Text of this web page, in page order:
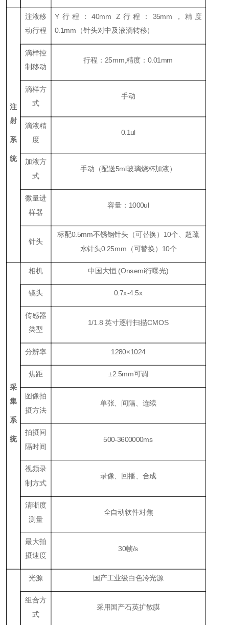
注
射
系
统
注液移
动行程
Y 行程：40mm Z 行程： 35mm ，精度
0.1mm （针头对中及液滴转移）
滴样控
制移动
行程： 25mm, 精度： 0.01mm
滴样方
式
手动
滴液精
度
0.1ul
加液方
式
手动（配送5ml玻璃烧杯加液）
微量进
样器
容量： 1000ul
针头
标配0.5mm不锈钢针头（可替换） 10个、超疏
水针头0.25mm （可替换） 10个
采
集
系
统
相机 中国大恒 (Onsemi行曝光)
镜头 0.7x-4.5x
传感器
类型
1/1.8 英寸逐行扫描CMOS
分辨率 1280×1024
焦距 ±2 .5mm可调
图像拍
摄方法
单张、间隔、连续
拍摄间
隔时间
500-3600000ms
视频录
制方式
录像、回播、合成
清晰度
测量
全自动软件对焦
最大拍
摄速度
30帧/s
光源 国产工业级白色冷光源
组合方
式
采用国产石英扩散膜